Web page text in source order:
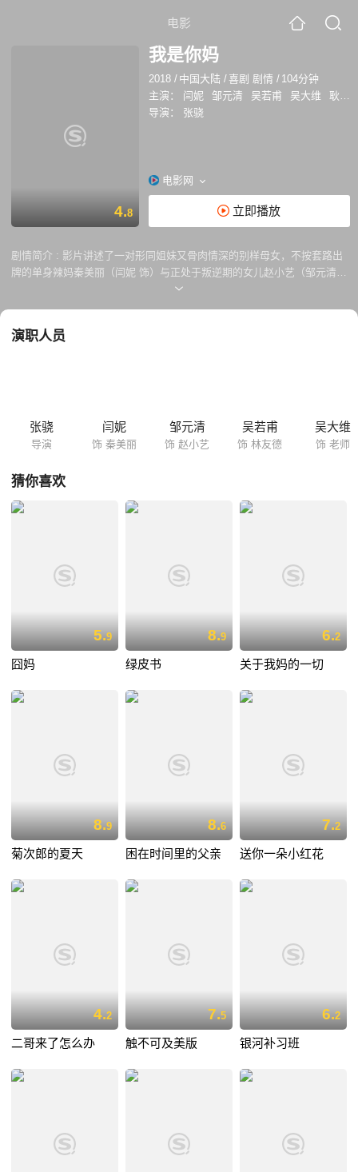
电影
4.8
我是你妈
2018 / 中国大陆 /喜剧 剧情 / 104分钟
主演：
闫妮 邹元清 吴若甫 吴大维 耿乐
导演：
张骁
电影网
立即播放
剧情简介 : 影片讲述了一对形同姐妹又骨肉情深的别样母女，不按套路出
牌的单身辣妈秦美丽（闫妮 饰）与正处于叛逆期的女儿赵小艺（邹元清
饰）之间相“碍”相亲、陪伴成长，一系列欢脱又不失温情的故事笑中带
演职人员
张骁
导演
闫妮
饰 秦美丽
邹元清
饰 赵小艺
吴若甫
饰 林友德
吴大维
饰 老师
猜你喜欢
5.9
囧妈
8.9
绿皮书
6.2
关于我妈的一切
8.9
菊次郎的夏天
8.6
困在时间里的父亲
7.2
送你一朵小红花
4.2
二哥来了怎么办
7.5
触不可及美版
6.2
银河补习班